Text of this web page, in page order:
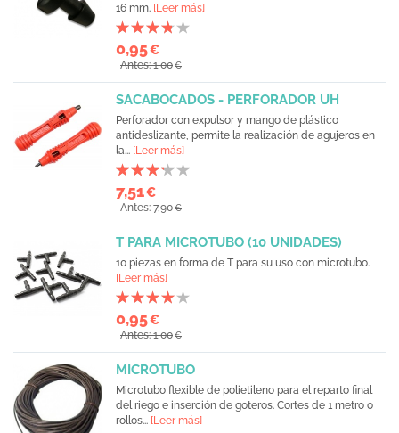
16 mm. [Leer más]
0,95€
Antes: 1,00€
SACABOCADOS - PERFORADOR UH
Perforador con expulsor y mango de plástico
antideslizante, permite la realización de agujeros en
la... [Leer más]
7,51€
Antes: 7,90€
T PARA MICROTUBO (10 UNIDADES)
10 piezas en forma de T para su uso con microtubo.
[Leer más]
0,95€
Antes: 1,00€
MICROTUBO
Microtubo flexible de polietileno para el reparto final
del riego e inserción de goteros. Cortes de 1 metro o
rollos... [Leer más]